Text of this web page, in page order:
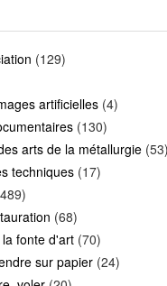
(129)
artificielles (4)
(130)
arts de la métallurgie (53)
techniques (17)
(68)
fonte d'art (70)
sur papier (24)